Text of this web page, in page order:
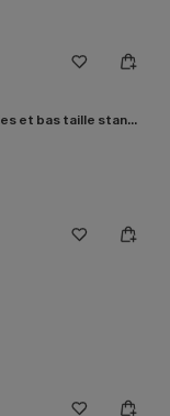
Bikini violet bretelles amovibles et bas taille standard